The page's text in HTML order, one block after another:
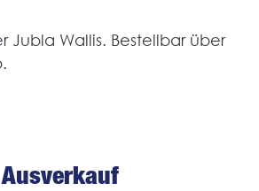
Jubla Wallis. Bestellbar über
Ausverkauf